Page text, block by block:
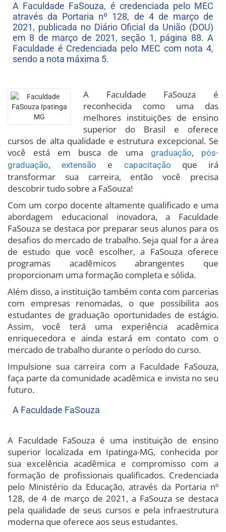
A Faculdade FaSouza, é credenciada pelo MEC
através da Portaria nº 128, de 4 de março de
2021, publicada no Diário Oficial da União (DOU)
em 8 de março de 2021, seção 1, página 88. A
Faculdade é Credenciada pelo MEC com nota 4,
sendo a nota máxima 5.
A Faculdade FaSouza é
reconhecida como uma das
melhores instituições de ensino
superior do Brasil e oferece
cursos de alta qualidade e estrutura excepcional. Se
você está em busca de umagraduação,
pós-
graduação,extensão e capacitação
que irá
transformar sua carreira, então você precisa
descobrir tudo sobre a FaSouza!
Com um corpo docente altamente qualificado e uma
abordagem educacional inovadora, a Faculdade
FaSouza se destaca por preparar seus alunos para os
desafios do mercado de trabalho. Seja qual for a área
de estudo que você escolher, a FaSouza oferece
programas acadêmicos abrangentes que
proporcionam uma formação completa e sólida.
Além disso, a instituição também conta com parcerias
com empresas renomadas, o que possibilita aos
estudantes de graduação oportunidades de estágio.
Assim, você terá uma experiência acadêmica
enriquecedora e ainda estará em contato com o
mercado de trabalho durante o período do curso.
Impulsione sua carreira com a Faculdade FaSouza,
faça parte da comunidade acadêmica e invista no seu
futuro.
A Faculdade FaSouza
A Faculdade FaSouza é uma instituição de ensino
superior localizada em Ipatinga-MG, conhecida por
sua excelência acadêmica e compromisso com a
formação de profissionais qualificados. Credenciada
pelo Ministério da Educação, através da Portaria nº
128, de 4 de março de 2021, a FaSouza se destaca
pela qualidade de seus cursos e pela infraestrutura
moderna que oferece aos seus estudantes.